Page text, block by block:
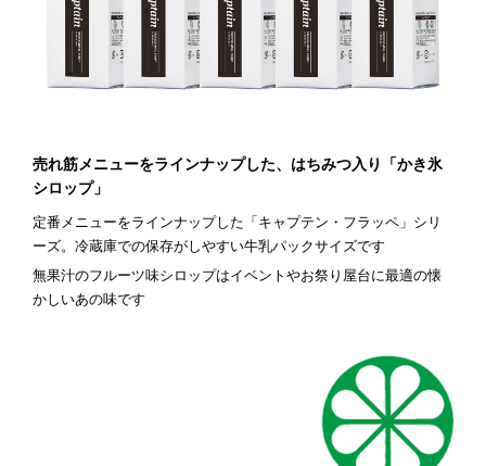
売れ筋メニューをラインナップした、はちみつ入り「かき氷
シロップ」
定番メニューをラインナップした「キャプテン・フラッペ」シリ
ーズ。冷蔵庫での保存がしやすい牛乳パックサイズです
無果汁のフルーツ味シロップはイベントやお祭り屋台に最適の懐
かしいあの味です